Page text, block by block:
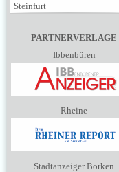
Steinfurt
PARTNERVERLAGE
Ibbenbüren
Rheine
Stadtanzeiger Borken